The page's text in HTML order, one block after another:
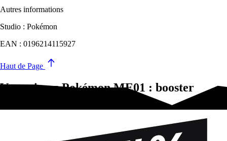
Autres informations
Studio : Pokémon
EAN : 0196214115927
Haut de Page
Vous aimez Pokémon ME01 : booster